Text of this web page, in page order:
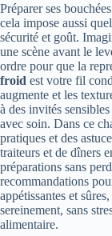
Préparer ses
cela impose aussi
sécurité et goût.
une scène avant le
ordre pour que la
froid est votre fil
augmente et les
à des invités
avec soin. Dans ce
pratiques et des
traiteurs et de dîners
préparations sans
recommandations
appétissantes et
sereinement, sans
alimentaire.